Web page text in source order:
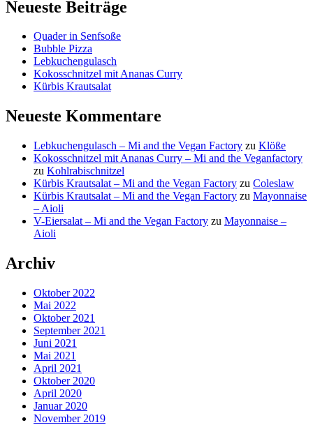
Neueste Beiträge
Quader in Senfsoße
Bubble Pizza
Lebkuchengulasch
Kokosschnitzel mit Ananas Curry
Kürbis Krautsalat
Neueste Kommentare
Lebkuchengulasch – Mi and the Vegan Factory zu Klöße
Kokosschnitzel mit Ananas Curry – Mi and the Veganfactory
zu Kohlrabischnitzel
Kürbis Krautsalat – Mi and the Vegan Factory zu Coleslaw
Kürbis Krautsalat – Mi and the Vegan Factory zu Mayonnaise
– Aioli
V-Eiersalat – Mi and the Vegan Factory zu Mayonnaise –
Aioli
Archiv
Oktober 2022
Mai 2022
Oktober 2021
September 2021
Juni 2021
Mai 2021
April 2021
Oktober 2020
April 2020
Januar 2020
November 2019